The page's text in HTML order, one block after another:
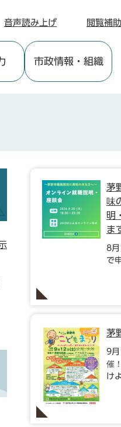
音声読み上げ 閲覧補助
市政情報 ・組織
茅
味
明
ま
8月
で
茅
9月
催
け